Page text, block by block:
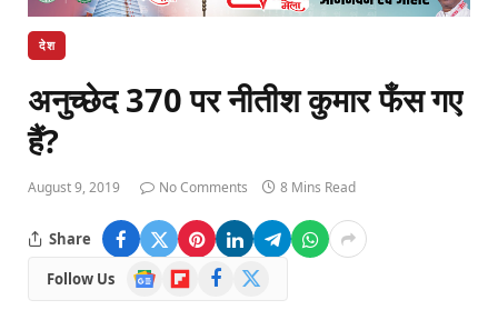
देश
अनुच्छेद 370 पर नीतीश कुमार फँस गए
हैं?
August 9, 2019 No Comments 8 Mins Read
Share
Follow Us
Google
News
FlipboardFacebook